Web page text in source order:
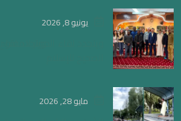
يونيو 8, 2026
مايو 28, 2026